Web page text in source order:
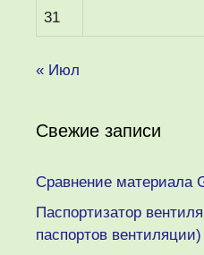
31
« Июл
Свежие записи
Сравнение материала
Паспортизатор
паспортов вентиляции)